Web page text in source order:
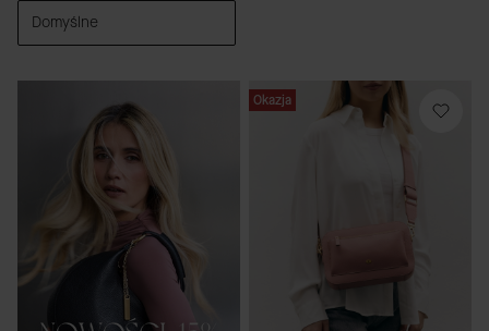
Domyślne
Okazja